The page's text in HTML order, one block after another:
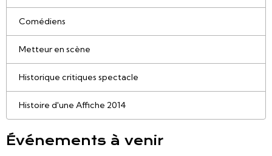
Comédiens
Metteur en scène
Historique critiques spectacle
Histoire d'une Affiche 2014
Événements à venir